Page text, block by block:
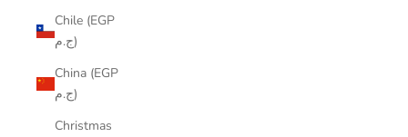
Chile (EGP
ج.م)
China (EGP
ج.م)
Christmas